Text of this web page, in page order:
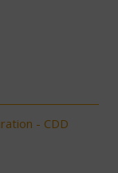
- CDD